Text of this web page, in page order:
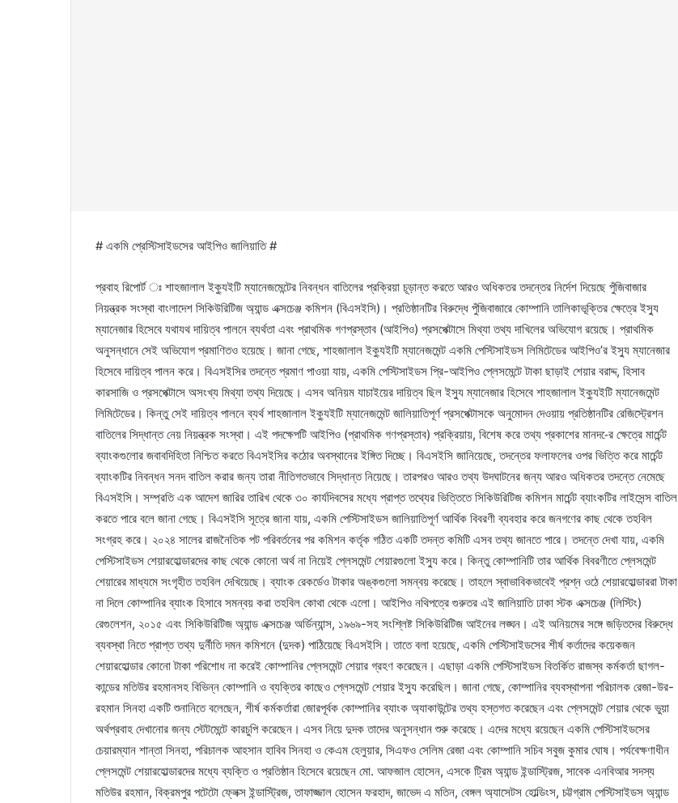
# একমি প্রেস্টিসাইডসের আইপিও জালিয়াতি #
প্রবাহ রিপোর্ট ঃ শাহজালাল ইক্যুইটি ম্যানেজমেন্টের নিবন্ধন বাতিলের প্রক্রিয়া চূড়ান্ত করতে আরও অধিকতর তদন্তের নির্দেশ দিয়েছে পুঁজিবাজার
নিয়ন্ত্রক সংস্থা বাংলাদেশ সিকিউরিটিজ অ্যান্ড এক্সচেঞ্জ কমিশন (বিএসইসি)। প্রতিষ্ঠানটির বিরুদ্ধে পুঁজিবাজারে কোম্পানি তালিকাভূক্তির ক্ষেত্রে ইস্যু
ম্যানেজার হিসেবে যথাযথ দায়িত্ব পালনে ব্যর্থতা এবং প্রাথমিক গণপ্রস্তাব (আইপিও) প্রসপেক্টাসে মিথ্যা তথ্য দাখিলের অভিযোগ রয়েছে। প্রাথমিক
অনুসন্ধানে সেই অভিযোগ প্রমাণিতও হয়েছে। জানা গেছে, শাহজালাল ইক্যুইটি ম্যানেজমেন্ট একমি পেস্টিসাইডস লিমিটেডের আইপিও’র ইস্যু ম্যানেজার
হিসেবে দায়িত্ব পালন করে। বিএসইসির তদন্তে প্রমাণ পাওয়া যায়, একমি পেস্টিসাইডস প্রি-আইপিও প্লেসমেন্টে টাকা ছাড়াই শেয়ার বরাদ্দ, হিসাব
কারসাজি ও প্রসপেক্টাসে অসংখ্য মিথ্যা তথ্য দিয়েছে। এসব অনিয়ম যাচাইয়ের দায়িত্ব ছিল ইস্যু ম্যানেজার হিসেবে শাহজালাল ইক্যুইটি ম্যানেজমেন্ট
লিমিটেডের। কিন্তু সেই দায়িত্ব পালনে ব্যর্থ শাহজালাল ইক্যুইটি ম্যানেজমেন্ট জালিয়াতিপূর্ণ প্রসপেক্টাসকে অনুমোদন দেওয়ায় প্রতিষ্ঠানটির রেজিস্ট্রেশন
বাতিলের সিদ্ধান্ত নেয় নিয়ন্ত্রক সংস্থা। এই পদক্ষেপটি আইপিও (প্রাথমিক গণপ্রস্তাব) প্রক্রিয়ায়, বিশেষ করে তথ্য প্রকাশের মানদ-ের ক্ষেত্রে মার্চেন্ট
ব্যাংকগুলোর জবাবদিহিতা নিশ্চিত করতে বিএসইসির কঠোর অবস্থানের ইঙ্গিত দিচ্ছে। বিএসইসি জানিয়েছে, তদন্তের ফলাফলের ওপর ভিত্তি করে মার্চেন্ট
ব্যাংকটির নিবন্ধন সনদ বাতিল করার জন্য তারা নীতিগতভাবে সিদ্ধান্ত নিয়েছে। তারপরও আরও তথ্য উদঘাটনের জন্য আরও অধিকতর তদন্তে নেমেছে
বিএসইসি। সম্প্রতি এক আদেশ জারির তারিখ থেকে ৩০ কার্যদিবসের মধ্যে প্রাপ্ত তথ্যের ভিত্তিতে সিকিউরিটিজ কমিশন মার্চেন্ট ব্যাংকটির লাইসেন্স বাতিল
করতে পারে বলে জানা গেছে। বিএসইসি সূত্রে জানা যায়, একমি পেস্টিসাইডস জালিয়াতিপূর্ণ আর্থিক বিবরণী ব্যবহার করে জনগণের কাছ থেকে তহবিল
সংগ্রহ করে। ২০২৪ সালের রাজনৈতিক পট পরিবর্তনের পর কমিশন কর্তৃক গঠিত একটি তদন্ত কমিটি এসব তথ্য জানতে পারে। তদন্তে দেখা যায়, একমি
পেস্টিসাইডস শেয়ারহোল্ডারদের কাছ থেকে কোনো অর্থ না নিয়েই প্লেসমেন্ট শেয়ারগুলো ইস্যু করে। কিন্তু কোম্পানিটি তার আর্থিক বিবরণীতে প্লেসমেন্ট
শেয়ারের মাধ্যমে সংগৃহীত তহবিল দেখিয়েছে। ব্যাংক রেকর্ডেও টাকার অঙ্কগুলো সমন্বয় করেছে। তাহলে স্বাভাবিকভাবেই প্রশ্ন ওঠে শেয়ারহোল্ডাররা টাকা
না দিলে কোম্পানির ব্যাংক হিসাবে সমন্বয় করা তহবিল কোথা থেকে এলো। আইপিও নথিপত্রে গুরুতর এই জালিয়াতি ঢাকা স্টক এক্সচেঞ্জ (লিস্টিং)
রেগুলেশন, ২০১৫ এবং সিকিউরিটিজ অ্যান্ড এক্সচেঞ্জ অর্ডিন্যান্স, ১৯৬৯-সহ সংশ্লিষ্ট সিকিউরিটিজ আইনের লঙ্ঘন। এই অনিয়মের সঙ্গে জড়িতদের বিরুদ্ধে
ব্যবস্থা নিতে প্রাপ্ত তথ্য দুর্নীতি দমন কমিশনে (দুদক) পাঠিয়েছে বিএসইসি। তাতে বলা হয়েছে, একমি পেস্টিসাইডসের শীর্ষ কর্তাদের কয়েকজন
শেয়ারহোল্ডার কোনো টাকা পরিশোধ না করেই কোম্পানির প্লেসমেন্ট শেয়ার গ্রহণ করেছেন। এছাড়া একমি পেস্টিসাইডস বিতর্কিত রাজস্ব কর্মকর্তা ছাগল-
কান্ডের মতিউর রহমানসহ বিভিন্ন কোম্পানি ও ব্যক্তির কাছেও প্লেসমেন্ট শেয়ার ইস্যু করেছিল। জানা গেছে, কোম্পানির ব্যবস্থাপনা পরিচালক রেজা-উর-
রহমান সিনহা একটি শুনানিতে বলেছেন, শীর্ষ কর্মকর্তারা জোরপূর্বক কোম্পানির ব্যাংক অ্যাকাউন্টের তথ্য হস্তগত করেছেন এবং প্লেসমেন্ট শেয়ার থেকে ভুয়া
অর্থপ্রবাহ দেখানোর জন্য স্টেটমেন্টে কারচুপি করেছেন। এসব নিয়ে দুদক তাদের অনুসন্ধান শুরু করেছে। এদের মধ্যে রয়েছেন একমি পেস্টিসাইডসের
চেয়ারম্যান শান্তা সিনহা, পরিচালক আহসান হাবিব সিনহা ও কেএম হেলুয়ার, সিএফও সেলিম রেজা এবং কোম্পানি সচিব সবুজ কুমার ঘোষ। পর্যবেক্ষণাধীন
প্লেসমেন্ট শেয়ারহোল্ডারদের মধ্যে ব্যক্তি ও প্রতিষ্ঠান হিসেবে রয়েছেন মো. আফজাল হোসেন, এসকে ট্রিম অ্যান্ড ইন্ডাস্ট্রিজ, সাবেক এনবিআর সদস্য
মতিউর রহমান, বিক্রমপুর পটেটো ফ্লেক্স ইন্ডাস্ট্রিজ, তাফাজ্জাল হোসেন ফরহাদ, জাভেদ এ মতিন, বেঙ্গল অ্যাসেটস হোল্ডিংস, চট্টগ্রাম পেস্টিসাইডস অ্যান্ড